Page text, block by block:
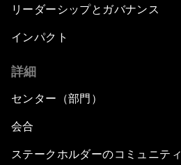
リーダーシップとガバナンス
インパクト
詳細
センター（部門）
会合
ステークホルダーのコミュニティ